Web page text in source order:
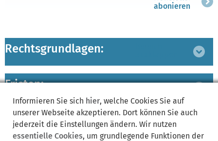
abonieren
Rechtsgrundlagen:
Bereich
Fristen:
Bereich
ausklappen
Verwandte Leistungen:
Informieren Sie sich hier, welche Cookies Sie auf
unserer Webseite akzeptieren. Dort können Sie auch
jederzeit die Einstellungen ändern. Wir nutzen
essentielle Cookies, um grundlegende Funktionen der